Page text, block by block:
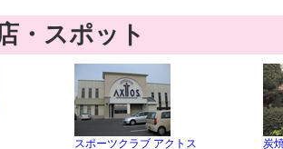
・スポット
スポーツクラブ アクトス
炭